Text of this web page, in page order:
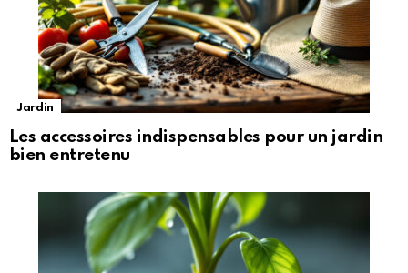
Jardin
Les accessoires indispensables pour un jardin
bien entretenu